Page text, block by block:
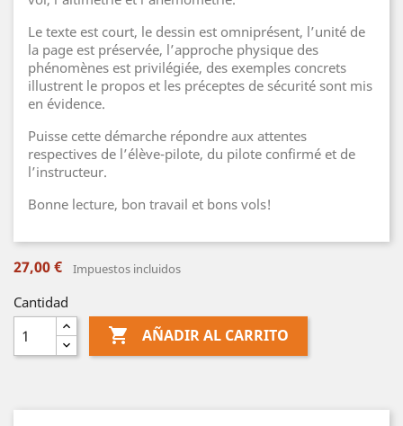
Le texte est court, le dessin est omniprésent, l’unité de
la page est préservée, l’approche physique des
phénomènes est privilégiée, des exemples concrets
illustrent le propos et les préceptes de sécurité sont mis
en évidence.
Puisse cette démarche répondre aux attentes
respectives de l’élève-pilote, du pilote confirmé et de
l’instructeur.
Bonne lecture, bon travail et bons vols!
27,00 € Impuestos incluidos
Cantidad
 AÑADIR AL CARRITO